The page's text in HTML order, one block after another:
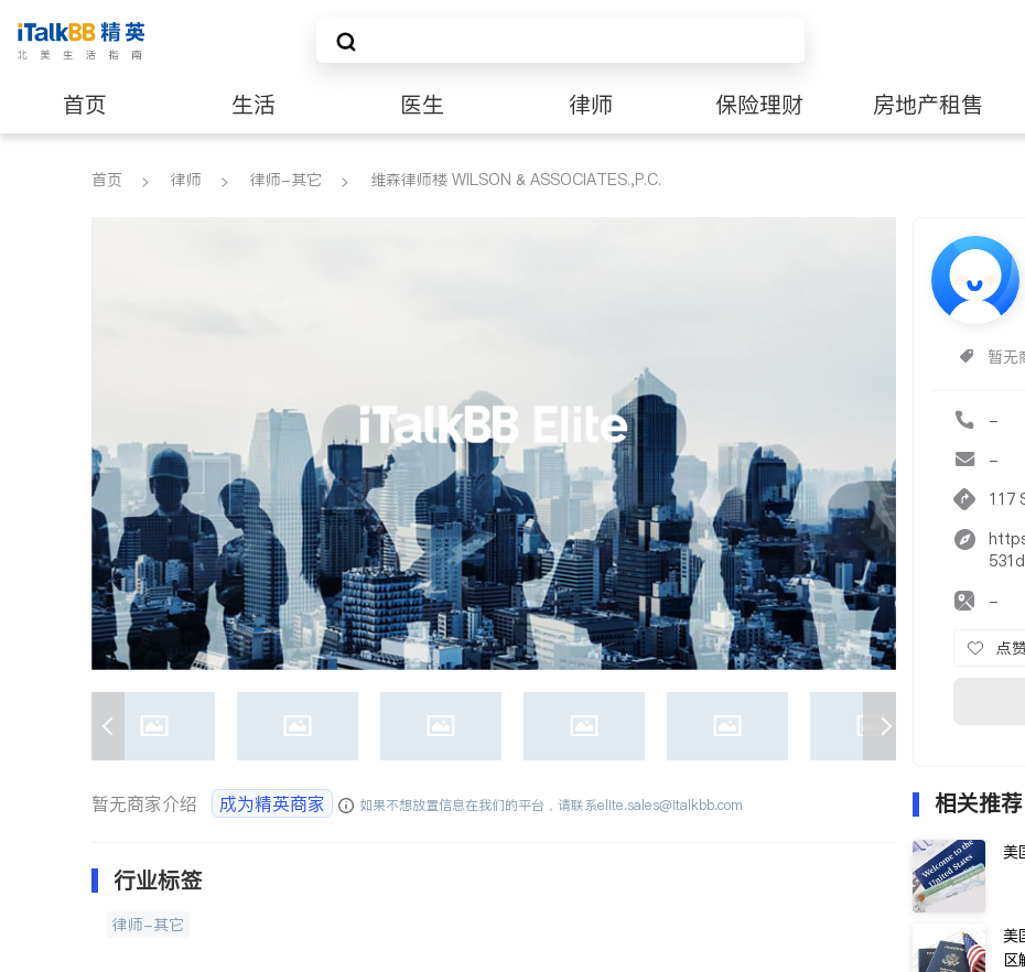
首页 生活 医生 律师 保险理财 房地产租售
养老 非盈利组织
首页 律师 律师-其它 维森律师楼 WILSON & ASSOCIATES.,P.C.
暂无
-
-
117
-
点
暂无商家介绍 成为精英商家 如果不想放置信息在我们的平台，请联系elite.sales@italkbb.com
行业标签
律师-其它
相关推荐
美
美
区